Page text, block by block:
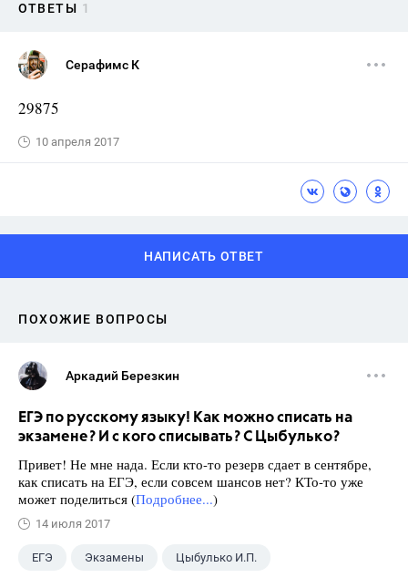
ОТВЕТЫ 1
Серафимс К
29875
10 апреля 2017
НАПИСАТЬ ОТВЕТ
ПОХОЖИЕ ВОПРОСЫ
Аркадий Березкин
ЕГЭ по русскому языку! Как можно списать на
экзамене? И с кого списывать? С Цыбулько?
Привет! Не мне нада. Если кто-то резерв сдает в сентябре,
как списать на ЕГЭ, если совсем шансов нет? КТо-то уже
может поделиться (Подробнее...)
14 июля 2017
ЕГЭ Экзамены Цыбулько И.П.